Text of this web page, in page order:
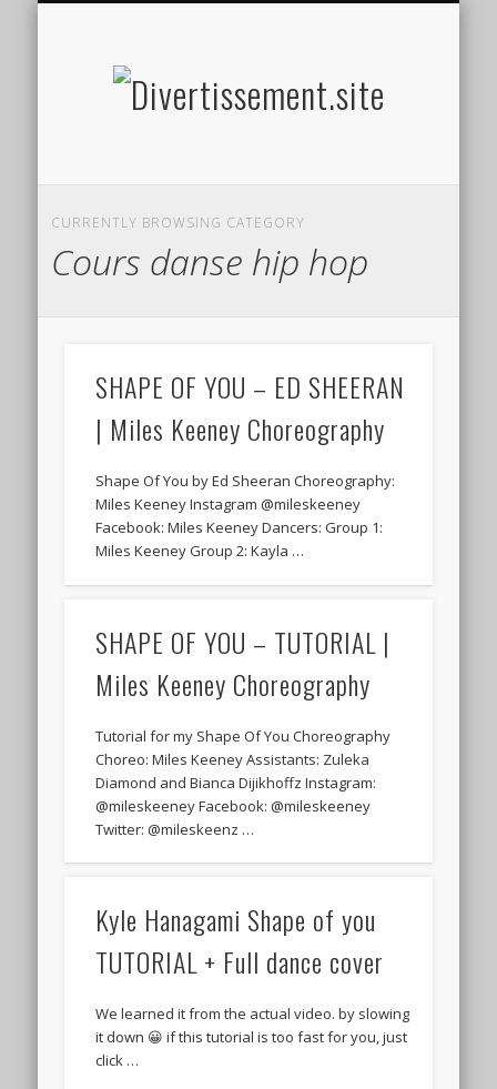
CURRENTLY BROWSING CATEGORY
Cours danse hip hop
SHAPE OF YOU – ED SHEERAN
| Miles Keeney Choreography
Shape Of You by Ed Sheeran Choreography:
Miles Keeney Instagram @mileskeeney
Facebook: Miles Keeney Dancers: Group 1:
Miles Keeney Group 2: Kayla …
SHAPE OF YOU – TUTORIAL |
Miles Keeney Choreography
Tutorial for my Shape Of You Choreography
Choreo: Miles Keeney Assistants: Zuleka
Diamond and Bianca Dijikhoffz Instagram:
@mileskeeney Facebook: @mileskeeney
Twitter: @mileskeenz …
Kyle Hanagami Shape of you
TUTORIAL + Full dance cover
We learned it from the actual video. by slowing
it down 😀 if this tutorial is too fast for you, just
click …